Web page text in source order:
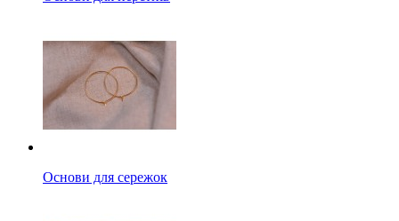
Основи для сережок